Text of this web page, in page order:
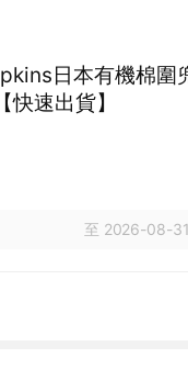
日本有機棉圍
速出貨】
至 2026-08-